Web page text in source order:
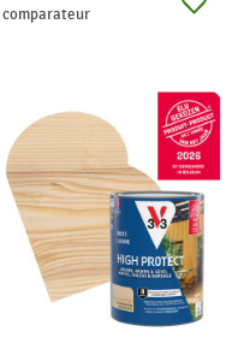
comparateur